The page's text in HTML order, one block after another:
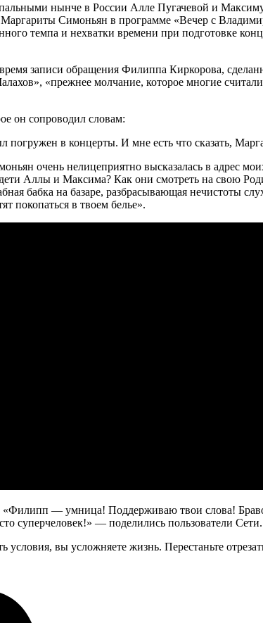
нынче в России Алле Пугачевой и
Маргариты Симоньян в программе «Вечер с
темпа и нехватки времени при подготовке
записи обращения Филиппа Киркорова,
«прежнее молчание, которое многие
он сопроводил словам:
погружен в концерты. И мне есть что сказать,
очень нелицеприятно высказалась в адрес
Аллы и Максима? Как они смотреть на свою
бабка на базаре, разбрасывающая нечистоты
покопаться в твоем белье».
«Филипп — умница! Поддерживаю твои слова!
суперчеловек!» — поделились пользователи Сети.
вы усложняете жизнь. Перестаньте